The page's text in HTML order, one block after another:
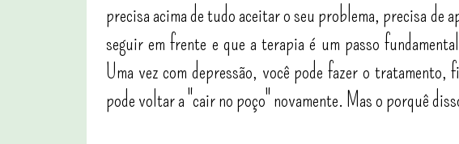
precisa acima de tudo aceitar o seu problema, precisa de
seguir em frente e que a terapia é um passo
Uma vez com depressão, você pode fazer o tratamento,
pode voltar a "cair no poço" novamente. Mas o porquê